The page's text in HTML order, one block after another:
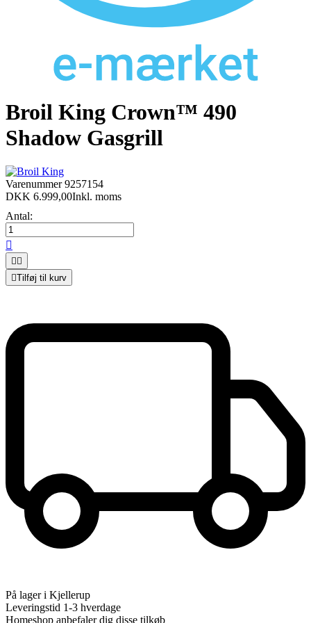
Broil King Crown™ 490
Shadow Gasgrill
Varenummer9257154
DKK 6.999,00Inkl. moms
Antal:

 
Tilføj til kurv
På lager i Kjellerup
Leveringstid 1-3 hverdage
Homeshop anbefaler dig disse tilkøb